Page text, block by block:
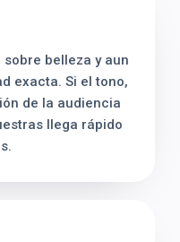
belleza y aun
exacta. Si el tono,
de la audiencia
llega rápido